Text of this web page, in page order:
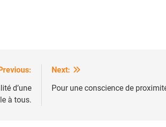
d’une
à tous.
Next:
Pour une conscience de